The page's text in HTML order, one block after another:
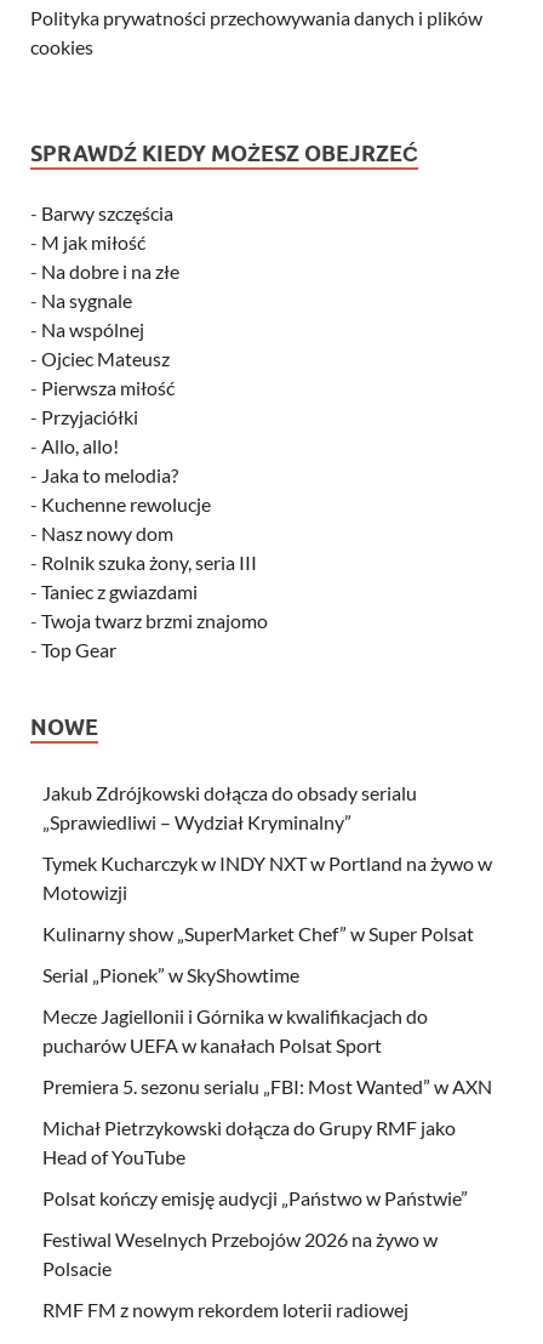
Polityka prywatności przechowywania danych i plików
cookies
SPRAWDŹ KIEDY MOŻESZ OBEJRZEĆ
- Barwy szczęścia
- M jak miłość
- Na dobre i na złe
- Na sygnale
- Na wspólnej
- Ojciec Mateusz
- Pierwsza miłość
- Przyjaciółki
- Allo, allo!
- Jaka to melodia?
- Kuchenne rewolucje
- Nasz nowy dom
- Rolnik szuka żony, seria III
- Taniec z gwiazdami
- Twoja twarz brzmi znajomo
- Top Gear
NOWE
Jakub Zdrójkowski dołącza do obsady serialu
„Sprawiedliwi – Wydział Kryminalny”
Tymek Kucharczyk w INDY NXT w Portland na żywo w
Motowizji
Kulinarny show „SuperMarket Chef” w Super Polsat
Serial „Pionek” w SkyShowtime
Mecze Jagiellonii i Górnika w kwalifikacjach do
pucharów UEFA w kanałach Polsat Sport
Premiera 5. sezonu serialu „FBI: Most Wanted” w AXN
Michał Pietrzykowski dołącza do Grupy RMF jako
Head of YouTube
Polsat kończy emisję audycji „Państwo w Państwie”
Festiwal Weselnych Przebojów 2026 na żywo w
Polsacie
RMF FM z nowym rekordem loterii radiowej